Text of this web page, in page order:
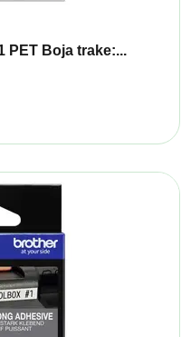
PET Boja trake:...